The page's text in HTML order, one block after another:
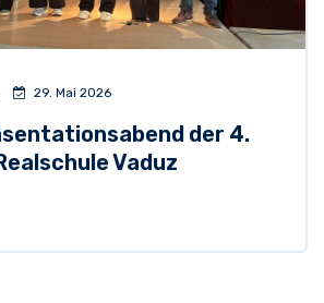
29. Mai 2026
der 4.
Vaduz